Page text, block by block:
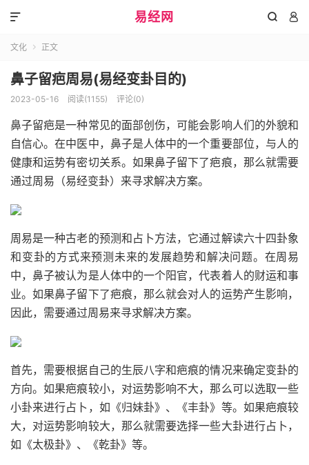
易经网  

文化  正文
鼻子留疤周易(易经变卦目的)
2023-05-16 阅读(1155) 评论(0)
鼻子留疤是一种常见的面部创伤，可能会影响人们的外貌和
自信心。在中医中，鼻子是人体中的一个重要部位，与人的
健康和运势有密切关系。如果鼻子留下了疤痕，那么就需要
通过周易（易经变卦）来寻求解决方案。
周易是一种古老的预测和占卜方法，它通过解读六十四卦象
和变卦的方式来预测未来的发展趋势和解决问题。在周易
中，鼻子被认为是人体中的一个阳官，代表着人的财运和事
业。如果鼻子留下了疤痕，那么就会对人的运势产生影响，
因此，需要通过周易来寻求解决方案。
首先，需要根据自己的生辰八字和疤痕的情况来确定变卦的
方向。如果疤痕较小，对运势影响不大，那么可以选取一些
小卦来进行占卜，如《归妹卦》、《丰卦》等。如果疤痕较
大，对运势影响较大，那么就需要选择一些大卦进行占卜，
如《太极卦》、《乾卦》等。